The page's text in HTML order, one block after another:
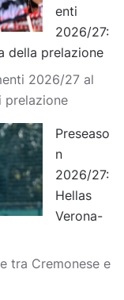
enti
2026/27:
della prelazione
2026/27 al
prelazione
Preseaso
n
2026/27:
Hellas
Verona-
tra Cremonese e